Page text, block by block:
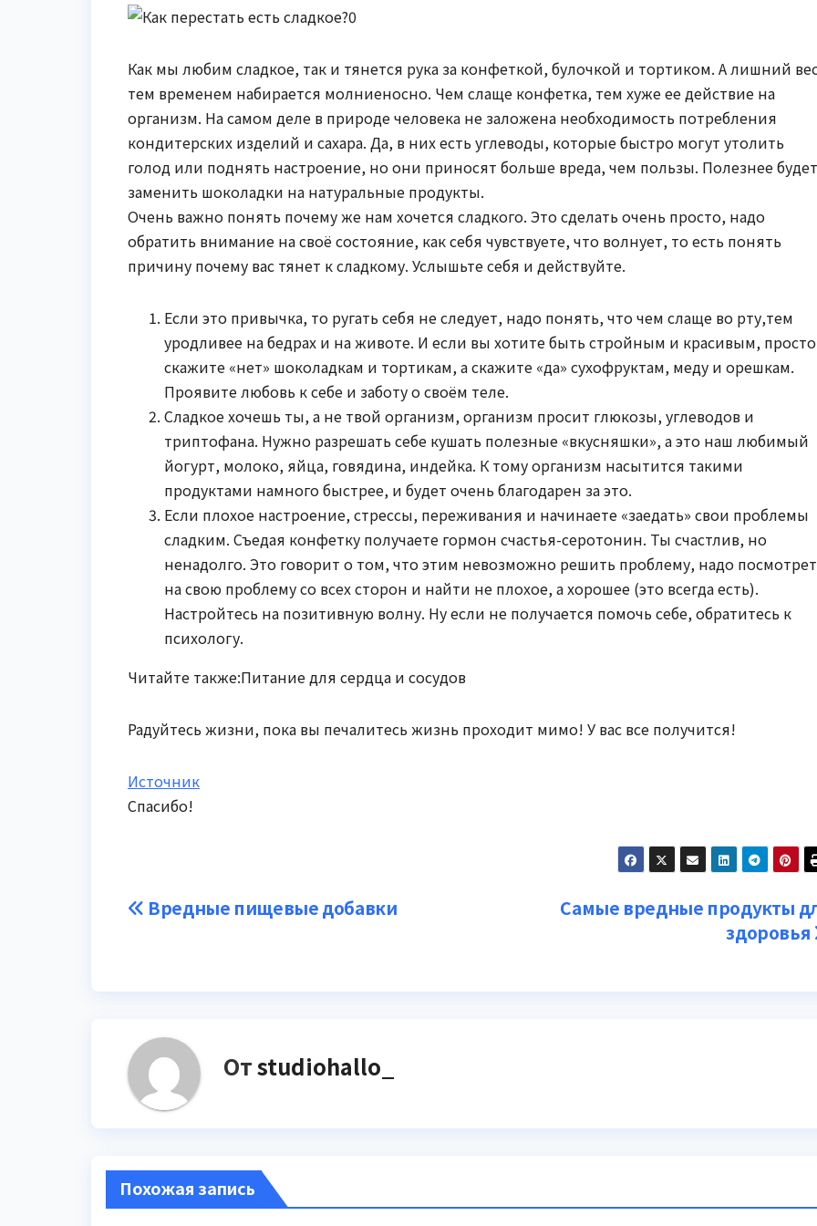
Как мы любим сладкое, так и тянется рука за конфеткой, булочкой и тортиком. А лишний
тем временем набирается молниеносно. Чем слаще конфетка, тем хуже ее действие на
организм. На самом деле в природе человека не заложена необходимость потребления
кондитерских изделий и сахара. Да, в них есть углеводы, которые быстро могут утолить
голод или поднять настроение, но они приносят больше вреда, чем пользы. Полезнее будет
заменить шоколадки на натуральные продукты.
Очень важно понять почему же нам хочется сладкого. Это сделать очень просто, надо
обратить внимание на своё состояние, как себя чувствуете, что волнует, то есть понять
причину почему вас тянет к сладкому. Услышьте себя и действуйте.
Если это привычка, то ругать себя не следует, надо понять, что чем слаще во рту,тем
уродливее на бедрах и на животе. И если вы хотите быть стройным и красивым, просто
скажите «нет» шоколадкам и тортикам, а скажите «да» сухофруктам, меду и орешкам.
Проявите любовь к себе и заботу о своём теле.
Сладкое хочешь ты, а не твой организм, организм просит глюкозы, углеводов и
триптофана. Нужно разрешать себе кушать полезные «вкусняшки», а это наш любимый
йогурт, молоко, яйца, говядина, индейка. К тому организм насытится такими
продуктами намного быстрее, и будет очень благодарен за это.
Если плохое настроение, стрессы, переживания и начинаете «заедать» свои проблемы
сладким. Съедая конфетку получаете гормон счастья-серотонин. Ты счастлив, но
ненадолго. Это говорит о том, что этим невозможно решить проблему, надо
на свою проблему со всех сторон и найти не плохое, а хорошее (это всегда есть).
Настройтесь на позитивную волну. Ну если не получается помочь себе, обратитесь к
психологу.
Читайте также:Питание для сердца и сосудов
Радуйтесь жизни, пока вы печалитесь жизнь проходит мимо! У вас все получится!
Источник
Спасибо!
Навигация
Самые вредные продукты
здоровья
Вредные пищевые добавки
Отstudiohallo_
Похожая запись